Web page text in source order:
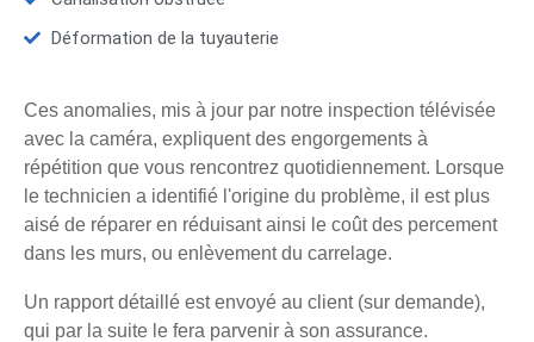
Déformation de la tuyauterie
Ces anomalies, mis à jour par notre inspection télévisée
avec la caméra, expliquent des engorgements à
répétition que vous rencontrez quotidiennement. Lorsque
le technicien a identifié l'origine du problème, il est plus
aisé de réparer en réduisant ainsi le coût des percement
dans les murs, ou enlèvement du carrelage.
Un rapport détaillé est envoyé au client (sur demande),
qui par la suite le fera parvenir à son assurance.